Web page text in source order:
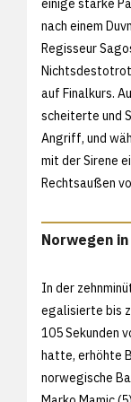
nach einem
Regisseur
auf Finalkurs.
scheiterte und
Angriff, und
mit der Sirene
Rechtsaußen
Norwegen
In der
egalisierte bis
105 Sekunden
hatte, erhöhte
norwegische